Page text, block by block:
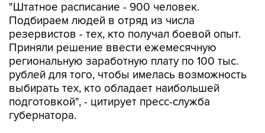
"Штатное расписание - 900 человек.
Подбираем людей в отряд из числа
резервистов - тех, кто получал боевой опыт.
Приняли решение ввести ежемесячную
региональную заработную плату по 100 тыс.
рублей для того, чтобы имелась возможность
выбирать тех, кто обладает наибольшей
подготовкой", - цитирует пресс-служба
губернатора.